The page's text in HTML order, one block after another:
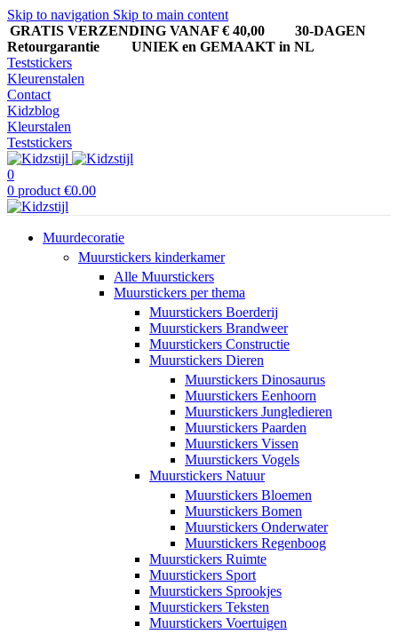
Skip to navigation Skip to main content
GRATIS VERZENDING VANAF € 40,00
30-DAGEN
Retourgarantie UNIEK en GEMAAKT in NL
Teststickers
Kleurenstalen
Contact
Kidzblog
Kleurstalen
Teststickers
0
0 product €0.00
Muurdecoratie
Muurstickers kinderkamer
Alle Muurstickers
Muurstickers per thema
Muurstickers Boerderij
Muurstickers Brandweer
Muurstickers Constructie
Muurstickers Dieren
Muurstickers Dinosaurus
Muurstickers Eenhoorn
Muurstickers Jungledieren
Muurstickers Paarden
Muurstickers Vissen
Muurstickers Vogels
Muurstickers Natuur
Muurstickers Bloemen
Muurstickers Bomen
Muurstickers Onderwater
Muurstickers Regenboog
Muurstickers Ruimte
Muurstickers Sport
Muurstickers Sprookjes
Muurstickers Teksten
Muurstickers Voertuigen